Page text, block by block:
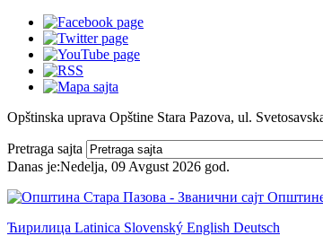
Opštinska uprava Opštine Stara Pazova, ul.
Pretraga sajta
Danas je:Nedelja, 09 Avgust 2026 god.
Ћирилица Latinica Slovenský English Deutsch